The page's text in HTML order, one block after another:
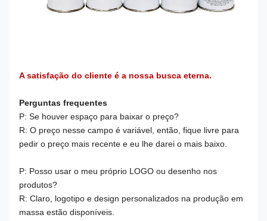
A satisfação do cliente é a nossa busca eterna.
Perguntas frequentes
P: Se houver espaço para baixar o preço?
R: O preço nesse campo é variável, então, fique livre para
pedir o preço mais recente e eu lhe darei o mais baixo.
P: Posso usar o meu próprio LOGO ou desenho nos
produtos?
R: Claro, logotipo e design personalizados na produção em
massa estão disponíveis.